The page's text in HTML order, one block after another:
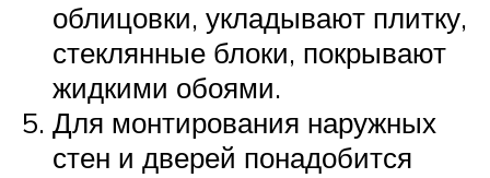
облицовки, укладывают плитку,
стеклянные блоки, покрывают
жидкими обоями.
Для монтирования наружных
стен и дверей понадобится